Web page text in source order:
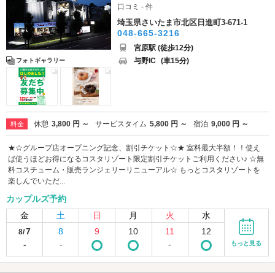
フォトギャラリー
口コミ - 件
埼玉県さいたま市北区日進町3-671-1
048-665-3216
宮原駅 (徒歩12分)
与野IC (車15分)
料金 休憩 3,800 円 ～ サービスタイム 5,800 円 ～ 宿泊 9,000 円 ～
★☆グループ店オープニング記念、割引チケット☆★ 室料最大半額！！使え
ば使うほどお得になるコスタリゾート限定割引チケットご利用ください♪ ☆無
料コスチューム・販売ランジェリーリニューアル☆ もっとコスタリゾートを
楽しんでいただ...
カップルズ予約
金
土 日 月 火 水
8/7
-
8
-
9 10
11
-
12
もっと見る